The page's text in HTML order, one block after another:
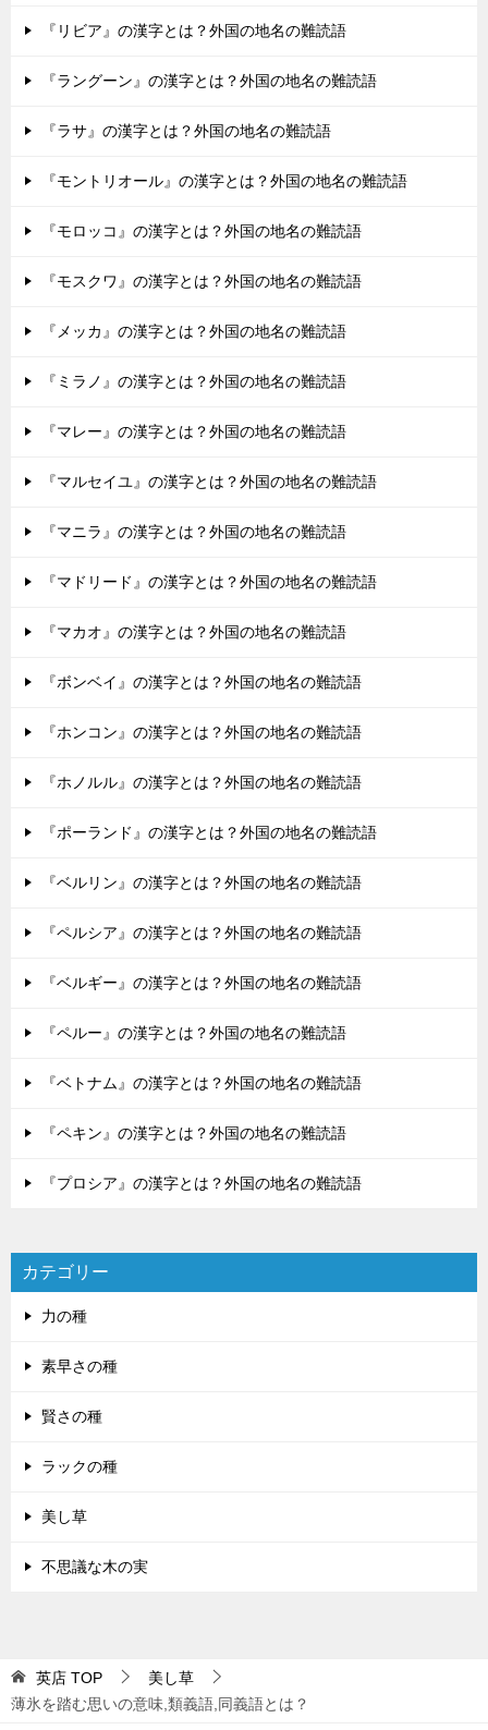
『リビア』の漢字とは？外国の地名の難読語
『ラングーン』の漢字とは？外国の地名の難読語
『ラサ』の漢字とは？外国の地名の難読語
『モントリオール』の漢字とは？外国の地名の難読語
『モロッコ』の漢字とは？外国の地名の難読語
『モスクワ』の漢字とは？外国の地名の難読語
『メッカ』の漢字とは？外国の地名の難読語
『ミラノ』の漢字とは？外国の地名の難読語
『マレー』の漢字とは？外国の地名の難読語
『マルセイユ』の漢字とは？外国の地名の難読語
『マニラ』の漢字とは？外国の地名の難読語
『マドリード』の漢字とは？外国の地名の難読語
『マカオ』の漢字とは？外国の地名の難読語
『ボンベイ』の漢字とは？外国の地名の難読語
『ホンコン』の漢字とは？外国の地名の難読語
『ホノルル』の漢字とは？外国の地名の難読語
『ポーランド』の漢字とは？外国の地名の難読語
『ベルリン』の漢字とは？外国の地名の難読語
『ペルシア』の漢字とは？外国の地名の難読語
『ベルギー』の漢字とは？外国の地名の難読語
『ペルー』の漢字とは？外国の地名の難読語
『ベトナム』の漢字とは？外国の地名の難読語
『ペキン』の漢字とは？外国の地名の難読語
『プロシア』の漢字とは？外国の地名の難読語
カテゴリー
力の種
素早さの種
賢さの種
ラックの種
美し草
不思議な木の実
英店 TOP
美し草
薄氷を踏む思いの意味,類義語,同義語とは？